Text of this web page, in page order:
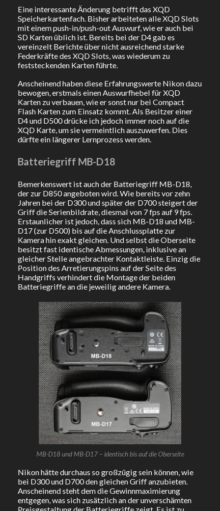
Eine interessante Änderung betrifft das XQD
Speicherkartenfach. Bisher arbeiteten alle XQD Slots
mit einem push-in/push-out Auswurf, wie er auch bei
SD Karten üblich ist. Bereits bei der D4 gab es
vereinzelt Berichte über nicht ausreichend starke
Federkräfte des XQD Slots, was wiederum zu
feststeckenden Karten führte.
Anscheinend haben diese Erfahrungswerte Nikon dazu
bewogen, erstmals einen Auswurfhebel für XQD
Karten zu verbauen, wie er sonst nur bei Compact
Flash Karten zum Einsatz kommt. Als Besitzer einer
D4 und D500 drücke ich jedoch immer noch auf die
XQD Karte, um sie vermeintlich auszuwerfen. Dies
dürfte ein längerer Lernprozess werden.
Batteriegriff MB-D18
Bemerkenswert ist auch der Batteriegriff MB-D18,
der zur D850 angeboten wird. Wie bereits vor zehn
Jahren bei der D300 und später der D700 steigert der
Griff die Serienbildrate, diesmal von 7 fps auf 9 fps.
Erstaunlicher ist jedoch, dass sich MB-D18 und MB-
D17 (zur D500) bis auf die Anschlussplatte zur
Kamera hin exakt gleichen. Und selbst die Oberseite
besitzt fast identische Abmessungen, inklusive an
gleicher Stelle angebrachter Kontaktleiste. Einzig die
Position des Arretierungspins auf der Seite des
Handgriffs verhindert die Montage der beiden
Batteriegriffe an die jeweilig andere Kamera.
MB-D18 und MB-D17 – identisch bis auf die Oberseite
Nikon hätte durchaus so großzügig sein können, wie
bei D300 und D700 den gleichen Griff anzubieten.
Anscheinend steht dem die Gewinnmaximierung
entgegen, was sich zusätzlich an der unverschämten